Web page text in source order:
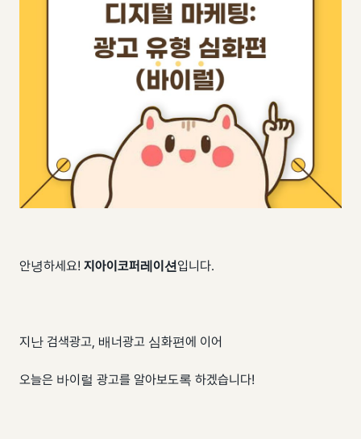
안녕하세요! 지아이코퍼레이션입니다.
지난 검색광고, 배너광고 심화편에 이어
오늘은 바이럴 광고를 알아보도록 하겠습니다!